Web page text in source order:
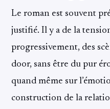
Le roman est souvent
justifié. Il y a de la
progressivement, des
door, sans être du pur
quand même sur
construction de la